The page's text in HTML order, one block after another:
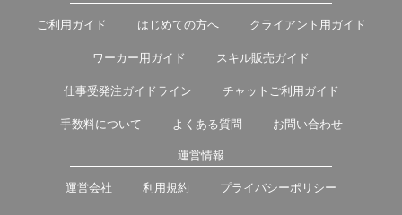
ご利用ガイド はじめての方へ クライアント用ガイド
ワーカー用ガイド スキル販売ガイド
仕事受発注ガイドライン チャットご利用ガイド
手数料について よくある質問 お問い合わせ
運営情報
運営会社 利用規約 プライバシーポリシー